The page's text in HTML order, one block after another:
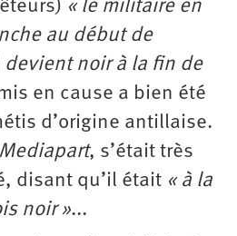
« le militaire en
au début de
devient noir à la fin de
en cause a bien été
d’origine antillaise.
Mediapart, s’était très
disant qu’il était « à la
noir »...